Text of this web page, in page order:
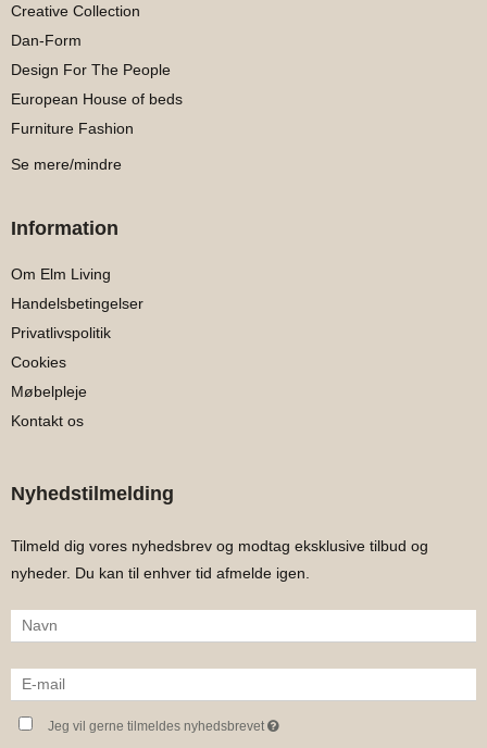
Creative Collection
Dan-Form
Design For The People
European House of beds
Furniture Fashion
Se mere/mindre
Information
Om Elm Living
Handelsbetingelser
Privatlivspolitik
Cookies
Møbelpleje
Kontakt os
Nyhedstilmelding
Tilmeld dig vores nyhedsbrev og modtag eksklusive tilbud og
nyheder. Du kan til enhver tid afmelde igen.
Jeg vil gerne tilmeldes nyhedsbrevet